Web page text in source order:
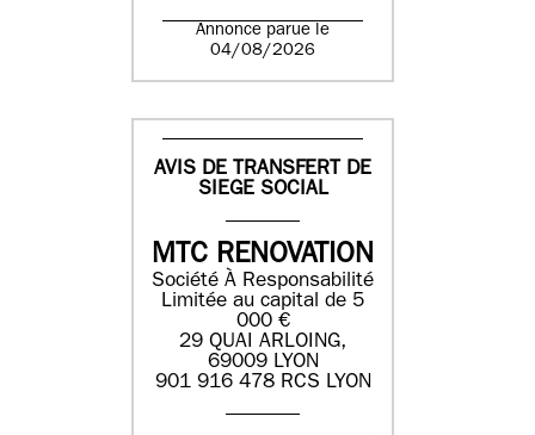
Annonce parue le
04/08/2026
AVIS DE TRANSFERT DE
SIEGE SOCIAL
MTC RENOVATION
Société À Responsabilité
Limitée au capital de 5
000 €
29 QUAI ARLOING,
69009 LYON
901 916 478 RCS LYON